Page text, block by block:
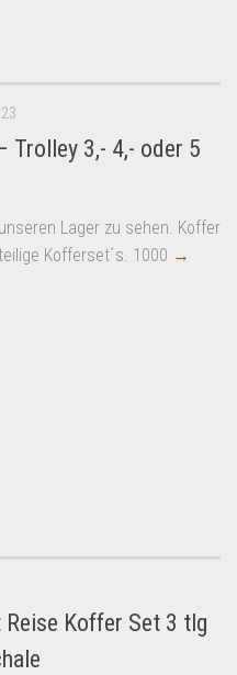
Trolley 3,- 4,- oder 5
Lager zu sehen. Koffer
Kofferset´s. 1000 →
Koffer Set 3 tlg